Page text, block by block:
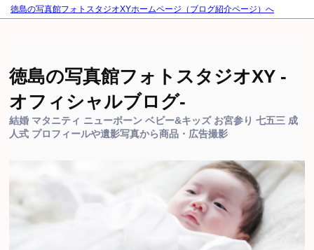
徳島の写真館フォトスタジオXYホームページ（ブログ紹介ページ）へ
徳島の写真館フォトスタジオXY -
オフィシャルブログ-
結婚 マタニティ ニューボーン ベビー&キッズ お宮参り 七五三 成
人式 プロフィールや遺影写真から商品・広告撮影